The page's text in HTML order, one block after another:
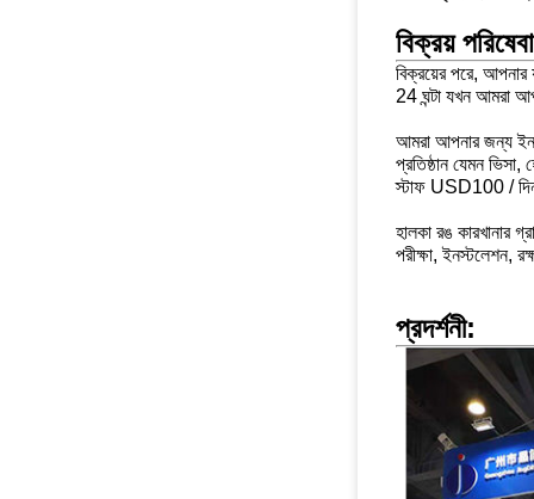
বিক্রয়
বিক্রয়ের পরে,
24 ঘন্টা যখন আমরা
আমরা আপনার জন্য
প্রতিষ্ঠানযেমন ভিসা,
স্টাফ USD100 /
হালকা রঙ কারখানার
পরীক্ষা, ইনস্টলেশন,
প্রদর্শনী: